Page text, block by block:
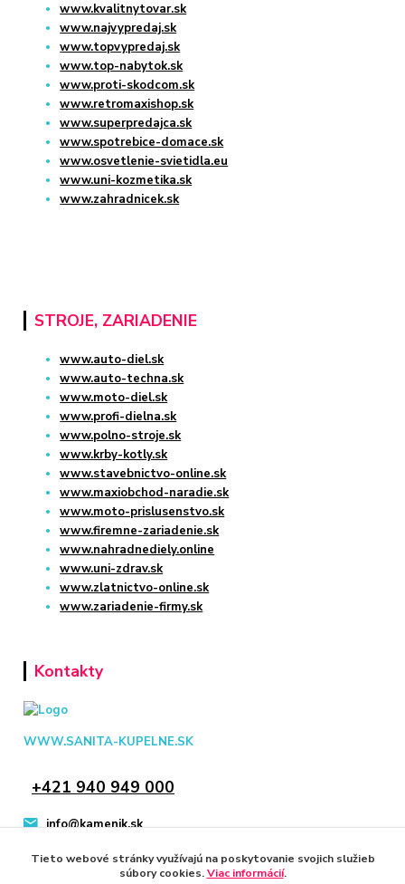
www.kvalitnytovar.sk
www.najvypredaj.sk
www.topvypredaj.sk
www.top-nabytok.sk
www.proti-skodcom.sk
www.retromaxishop.sk
www.superpredajca.sk
www.spotrebice-domace.sk
www.osvetlenie-svietidla.eu
www.uni-kozmetika.sk
www.zahradnicek.sk
STROJE, ZARIADENIE
www.auto-diel.sk
www.auto-techna.sk
www.moto-diel.sk
www.profi-dielna.sk
www.polno-stroje.sk
www.krby-kotly.sk
www.stavebnictvo-online.sk
www.maxiobchod-naradie.sk
www.moto-prislusenstvo.sk
www.firemne-zariadenie.sk
www.nahradnediely.online
www.uni-zdrav.sk
www.zlatnictvo-online.sk
www.zariadenie-firmy.sk
Kontakty
WWW.SANITA-KUPELNE.SK
+421 940 949 000
info@kamenik.sk
Tieto webové stránky využívajú na poskytovanie svojich služieb
súbory cookies.Viac informácií.